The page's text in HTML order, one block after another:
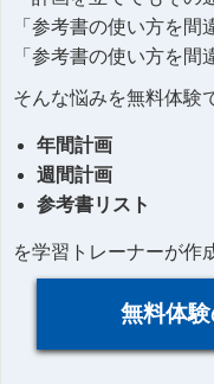
「参考書の使い方を間
「参考書の使い方を間
そんな悩みを無料体験
年間計画
週間計画
参考書リスト
を学習トレーナーが作
無料体